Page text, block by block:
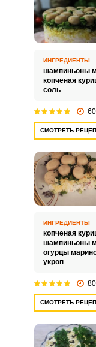
ИНГРЕДИЕНТЫ
шампиньоны
копченая
соль
СМОТРЕТЬ
ИНГРЕДИЕНТЫ
копченая
шампиньоны
огурцы
укроп
СМОТРЕТЬ